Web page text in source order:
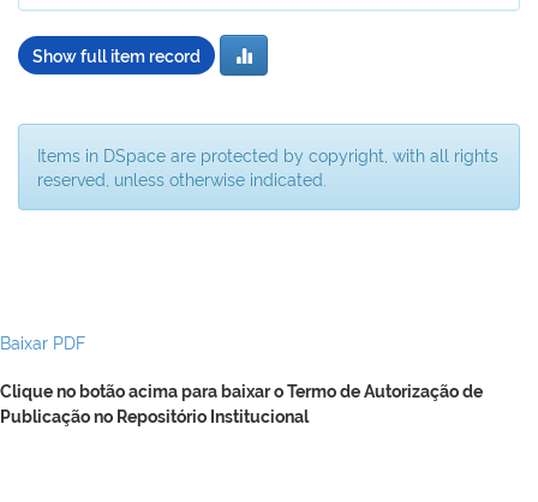
Show full item record
Items in DSpace are protected by copyright, with all rights
reserved, unless otherwise indicated.
Baixar PDF
Clique no botão acima para baixar o Termo de Autorização de
Publicação no Repositório Institucional